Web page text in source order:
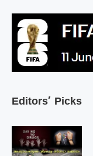
Editors’ Picks